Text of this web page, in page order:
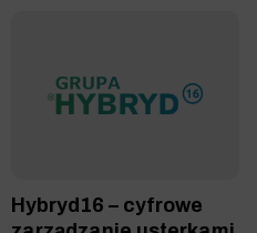
Hybryd16 – cyfrowe